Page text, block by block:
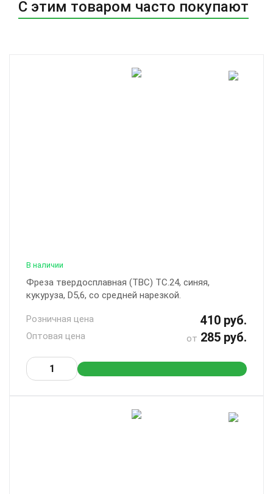
С этим товаром часто покупают
В наличии
Фреза твердосплавная (ТВС) ТС.24, синяя,
кукуруза, D5,6, со средней нарезкой.
Розничная цена 410 руб.
Оптовая цена от 285 руб.